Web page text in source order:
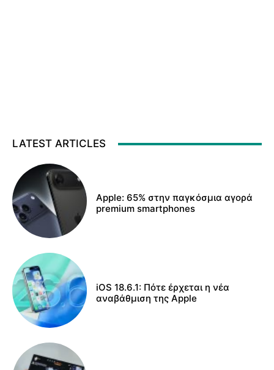
LATEST ARTICLES
Apple: 65% στην παγκόσμια αγορά
premium smartphones
iOS 18.6.1: Πότε έρχεται η νέα
αναβάθμιση της Apple